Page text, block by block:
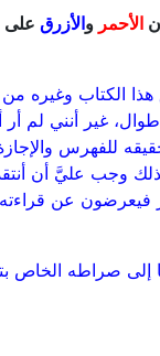
الأحمر والأزرق على
الكتاب وغيره
غير أنني لم أر
للفهرس والإجازة
وجب عليَّ أن
فيعرضون عن
إلى صراطه الخاص